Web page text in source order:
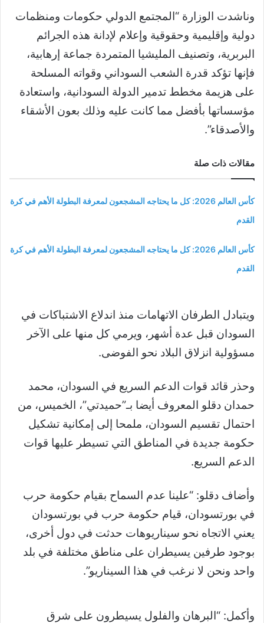
وناشدت الوزارة “المجتمع الدولي حكومات ومنظمات
دولية وإقليمية وحقوقية وإعلام لإدانة هذه الجرائم
البربرية، وتصنيف المليشيا المتمردة جماعة إرهابية،
فإنها تؤكد قدرة الشعب السوداني وقواته المسلحة
على هزيمة مخطط تدمير الدولة السودانية، واستعادة
مؤسساتها بأفضل مما كانت عليه وذلك بعون الأشقاء
والأصدقاء”.
مقالات ذات صلة
كأس العالم 2026: كل ما يحتاجه المشجعون لمعرفة البطولة الأهم في كرة
القدم
كأس العالم 2026: كل ما يحتاجه المشجعون لمعرفة البطولة الأهم في كرة
القدم
ويتبادل الطرفان الاتهامات منذ اندلاع الاشتباكات في
السودان قبل عدة أشهر، ويرمي كل منها على الآخر
مسؤولية انزلاق البلاد نحو الفوضى.
وحذر قائد قوات الدعم السريع في السودان، محمد
حمدان دقلو المعروف أيضا بـ”حميدتي”، الخميس، من
احتمال تقسيم السودان، ملمحا إلى إمكانية تشكيل
حكومة جديدة في المناطق التي تسيطر عليها قوات
الدعم السريع.
وأضاف دقلو: “علينا عدم السماح بقيام حكومة حرب
في بورتسودان، قيام حكومة حرب في بورتسودان
يعني الاتجاه نحو سيناريوهات حدثت في دول أخرى،
بوجود طرفين يسيطران على مناطق مختلفة في بلد
واحد ونحن لا نرغب في هذا السيناريو”.
وأكمل: “البرهان والفلول يسيطرون على شرق